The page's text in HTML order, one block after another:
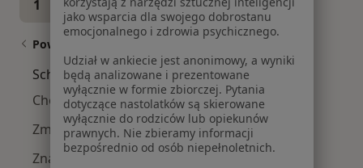
1 2 3 4 5 6 7
Powiązane wyszukiwania
Schorzenia w Wrocławiu
Choroby chirurgiczne w Wrocławiu
Zmiany skórne w Wrocławiu
Znamiona w Wrocławiu
jako wsparcia dla swojego dobrostanu
emocjonalnego i zdrowia psychicznego.
Udział w ankiecie jest anonimowy, a wyniki
będą analizowane i prezentowane
wyłącznie w formie zbiorczej. Pytania
dotyczące nastolatków są skierowane
wyłącznie do rodziców lub opiekunów
prawnych. Nie zbieramy informacji
bezpośrednio od osób niepełnoletnich.